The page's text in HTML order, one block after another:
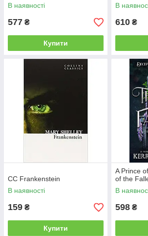
В наявності
577 ₴
Купити
В
610 ₴
CC Frankenstein
В наявності
159 ₴
Купити
A Prince
of the
В
598 ₴